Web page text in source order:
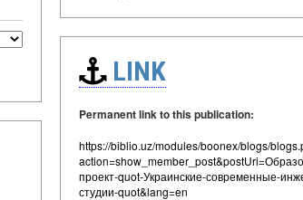
LINK
Permanent link to this publication:
https://biblio.uz/modules/boonex/blogs/
проект-quot-Украинские-современные-
студии-quot&lang=en